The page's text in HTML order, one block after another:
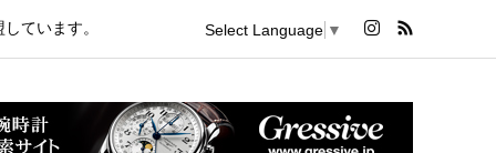
ています。 Select Language ▼